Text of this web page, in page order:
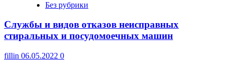
Без рубрики
Cлужбы и видов отказов неисправных
стиральных и посудомоечных машин
fillin 06.05.2022 0